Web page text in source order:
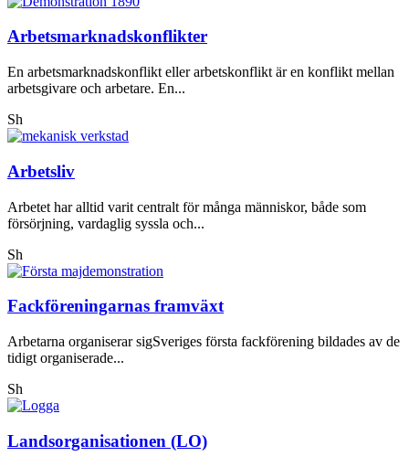
Arbetsmarknadskonflikter
En arbetsmarknadskonflikt eller arbetskonflikt är en konflikt mellan
arbetsgivare och arbetare. En...
Sh
Arbetsliv
Arbetet har alltid varit centralt för många människor, både som
försörjning, vardaglig syssla och...
Sh
Fackföreningarnas framväxt
Arbetarna organiserar sigSveriges första fackförening bildades av de
tidigt organiserade...
Sh
Landsorganisationen (LO)